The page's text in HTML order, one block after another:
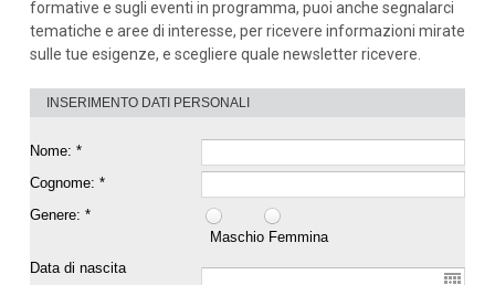
formative e sugli eventi in programma, puoi anche segnalarci
tematiche e aree di interesse, per ricevere informazioni mirate
sulle tue esigenze, e scegliere quale newsletter ricevere.